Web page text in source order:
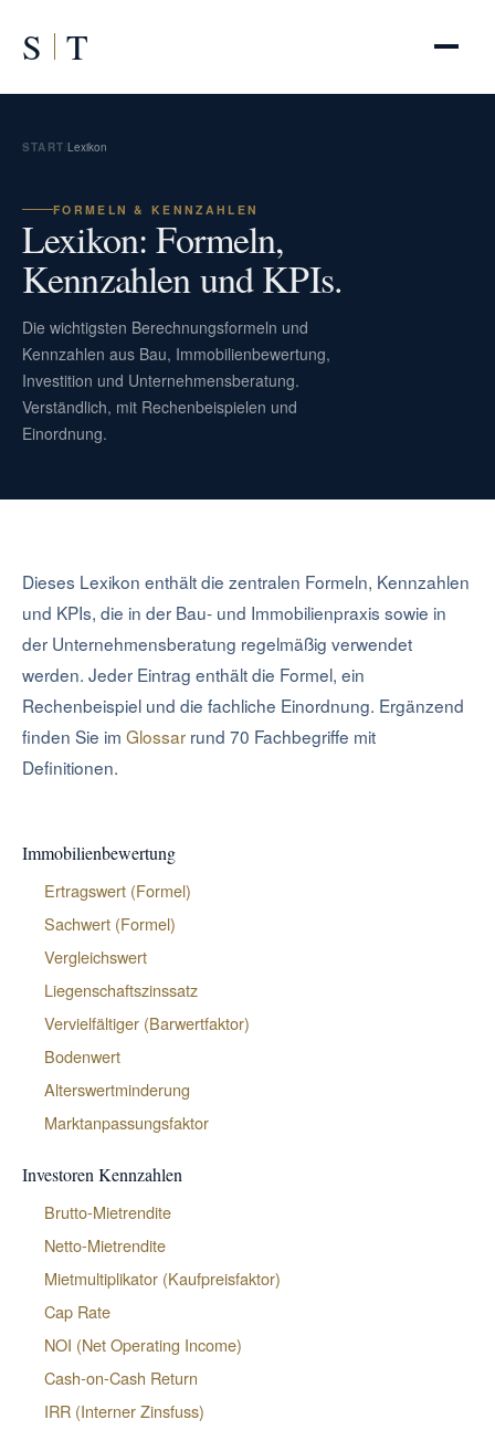
S T
START Lexikon
FORMELN & KENNZAHLEN
Lexikon: Formeln,
Kennzahlen und KPIs.
Die wichtigsten Berechnungsformeln und
Kennzahlen aus Bau, Immobilienbewertung,
Investition und Unternehmensberatung.
Verständlich, mit Rechenbeispielen und
Einordnung.
Dieses Lexikon enthält die zentralen Formeln, Kennzahlen
und KPIs, die in der Bau- und Immobilienpraxis sowie in
der Unternehmensberatung regelmäßig verwendet
werden. Jeder Eintrag enthält die Formel, ein
Rechenbeispiel und die fachliche Einordnung. Ergänzend
finden Sie im Glossar rund 70 Fachbegriffe mit
Definitionen.
Immobilienbewertung
Ertragswert (Formel)
Sachwert (Formel)
Vergleichswert
Liegenschaftszinssatz
Vervielfältiger (Barwertfaktor)
Bodenwert
Alterswertminderung
Marktanpassungsfaktor
Investoren Kennzahlen
Brutto-Mietrendite
Netto-Mietrendite
Mietmultiplikator (Kaufpreisfaktor)
Cap Rate
NOI (Net Operating Income)
Cash-on-Cash Return
IRR (Interner Zinsfuss)